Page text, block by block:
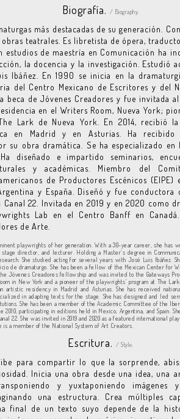
Biografía. / Biography.
más destacadas de su generación.
teatrales. Es libretista de ópera,
estudios de maestría en Comunicación ha
la docencia y la investigación. Estudió
Ibáñez. En 1990 se inicia en la
del Centro Mexicano de Escritores y del
beca de Jóvenes Creadores y fue invitada al
en el Writers Room, Nueva York;
Lark de Nueva York. En 2014, recibió
en Madrid y en Asturias. Ha recibido
su obra dramática. Se ha especializado en
diseñado e impartido seminarios,
y académicas. Miembro del
de Productores Escénicos (EIPE)
y España. Diseñó y fue conductora
Canal 22. Invitada en 2019 y en 2020 como
Lab en el Centro Banff en
de Arte.
playwrights of her generation. With a 30-year career, she has
director, and lecturer. Holding a Master’s degree in
She studied acting for several years with José Luis Ibáñez.
de dramaturgo. She has been a fellow of the Mexican Center for
Jóvenes Creadores fellowship and was invited to the Gateways
in New York and a pioneer of the playwrights’ program at The
artistic residency in Madrid and Asturias. She has received
in adapting texts for the stage. She has designed and led
She has been a member of the Academic Committee of the
2010, participating in editions held in Mexico, Argentina, and Spain.
22. She was invited in 2019 and 2020 as a featured international
is a member of the National System of Art Creators.
Escritura. / Style.
para compartir lo que la sorprende,
Inicia una obra desde una idea, una
y yuxtaponiendo imágenes
una estructura. Crea múltiples
final de un texto suyo depende de la